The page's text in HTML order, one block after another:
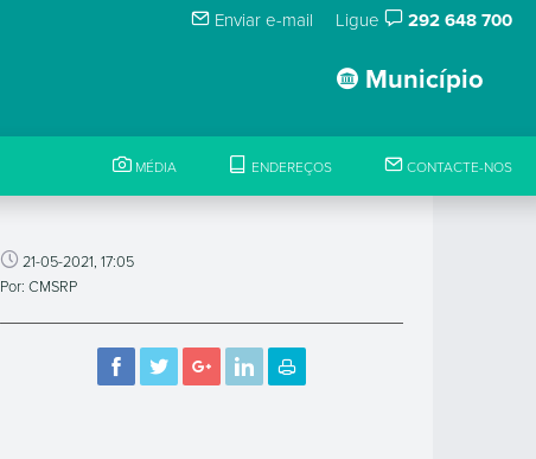
Enviar e-mail Ligue 292 648 700
Município
MÉDIA ENDEREÇOS CONTACTE-NOS
21-05-2021, 17:05
Por: CMSRP